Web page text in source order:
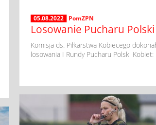
05.08.2022 PomZPN
Losowanie Pucharu
Komisja ds. Piłkarstwa Kobiecego
losowania I Rundy Pucharu Polski Kobiet: